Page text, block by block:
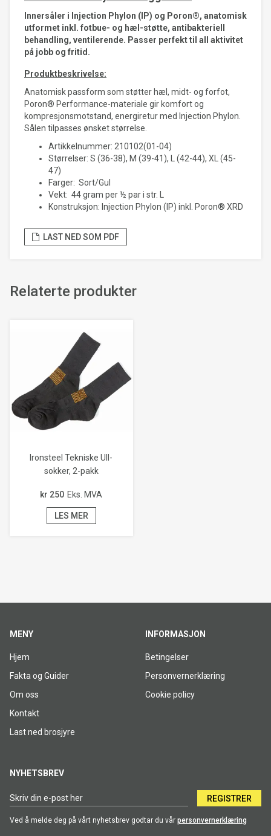
Innersåler i Injection Phylon (IP) og Poron®, anatomisk
utformet inkl. fotbue- og hæl-støtte, antibakteriell
behandling, ventilerende. Passer perfekt til all aktivitet
på jobb og fritid.
Produktbeskrivelse:
Anatomisk passform som støtter hæl, midt- og forfot,
Poron® Performance-materiale gir komfort og
kompresjonsmotstand, energiretur med Injection Phylon.
Sålen tilpasses ønsket størrelse.
Artikkelnummer: 210102(01-04)
Størrelser: S (36-38), M (39-41), L (42-44), XL (45-
47)
Farger: Sort/Gul
Vekt: 44 gram per ½ par i str. L
Konstruksjon: Injection Phylon (IP) inkl. Poron® XRD
LAST NED SOM PDF
Relaterte produkter
Ironsteel Tekniske Ull-
sokker, 2-pakk
kr 250 Eks. MVA
LES MER
MENY
Hjem
Fakta og Guider
Om oss
Kontakt
Last ned brosjyre
INFORMASJON
Betingelser
Personvernerklæring
Cookie policy
NYHETSBREV
REGISTRER
Ved å melde deg på vårt nyhetsbrev godtar du vår personvernerklæring